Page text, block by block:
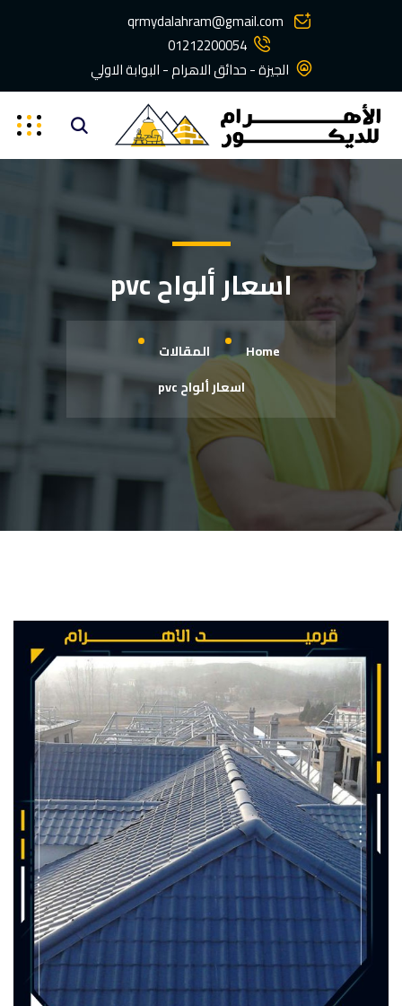
qrmydalahram@gmail.com
01212200054
الجيزة - حدائق الاهرام - البوابة الاولي
اسعار ألواح pvc
Home
المقالات
اسعار ألواح pvc